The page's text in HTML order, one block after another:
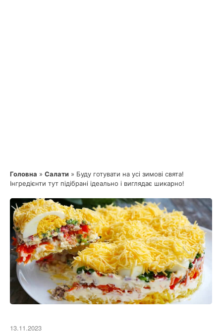
Головна » Салати » Буду готувати на усі зимові свята!
Інгредієнти тут підібрані ідеально і виглядає шикарно!
13.11.2023